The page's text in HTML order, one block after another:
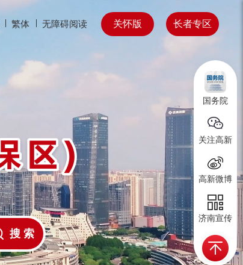
国务院
关注高新
高新微博
济南宣传
繁体 无障碍阅读 关怀版 长者专区